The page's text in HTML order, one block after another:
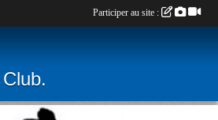
Participer au site :